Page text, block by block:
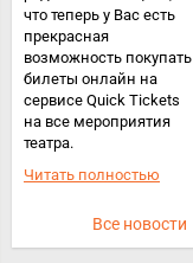
что теперь у Вас есть
прекрасная
возможность покупать
билеты онлайн на
сервисе Quick Tickets
на все мероприятия
театра.
Читать полностью
Все новости